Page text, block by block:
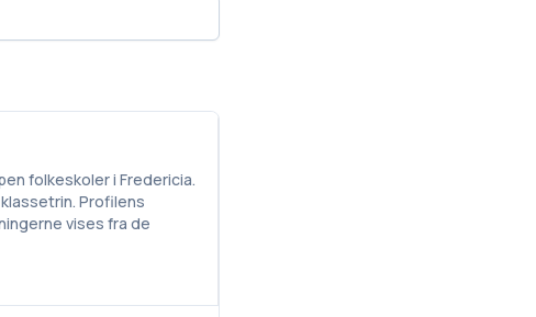
folkeskoler i Fredericia.
Profilens
vises fra de